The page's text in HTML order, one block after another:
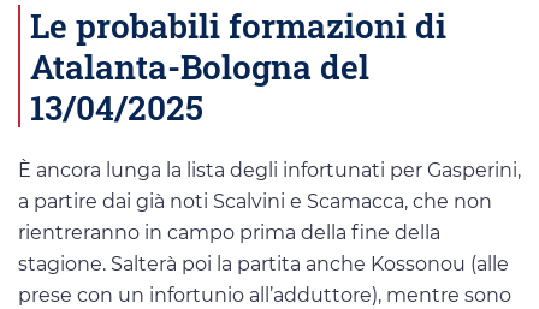
Le probabili formazioni di
Atalanta-Bologna del
13/04/2025
È ancora lunga la lista degli infortunati per Gasperini,
a partire dai già noti Scalvini e Scamacca, che non
rientreranno in campo prima della fine della
stagione. Salterà poi la partita anche Kossonou (alle
prese con un infortunio all’adduttore), mentre sono